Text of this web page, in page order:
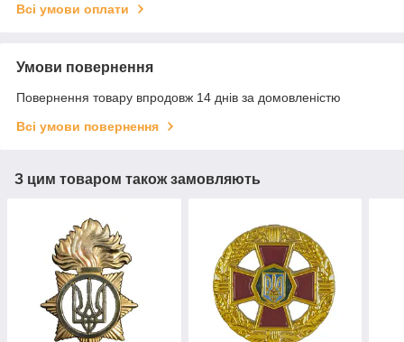
Всі умови оплати
Умови повернення
Повернення товару впродовж 14 днів за домовленістю
Всі умови повернення
З цим товаром також замовляють